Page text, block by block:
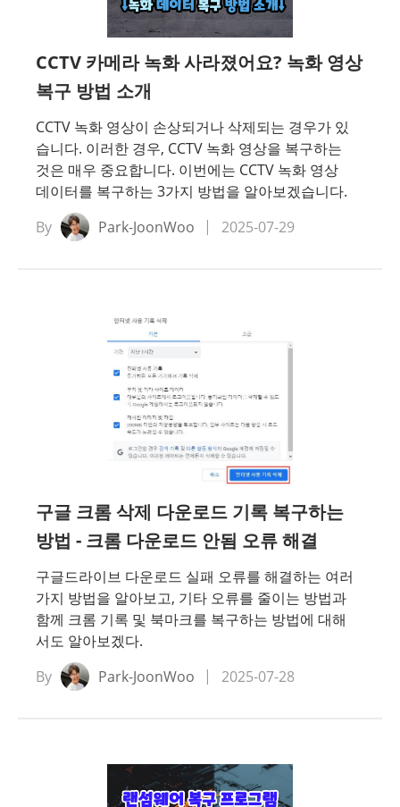
CCTV 카메라 녹화 사라졌어요? 녹화 영상
복구 방법 소개
CCTV 녹화 영상이 손상되거나 삭제되는 경우가 있
습니다. 이러한 경우, CCTV 녹화 영상을 복구하는
것은 매우 중요합니다. 이번에는 CCTV 녹화 영상
데이터를 복구하는 3가지 방법을 알아보겠습니다.
By
Park-JoonWoo 2025-07-29
구글 크롬 삭제 다운로드 기록 복구하는
방법 - 크롬 다운로드 안됨 오류 해결
구글드라이브 다운로드 실패 오류를 해결하는 여러
가지 방법을 알아보고, 기타 오류를 줄이는 방법과
함께 크롬 기록 및 북마크를 복구하는 방법에 대해
서도 알아보겠다.
By
Park-JoonWoo 2025-07-28